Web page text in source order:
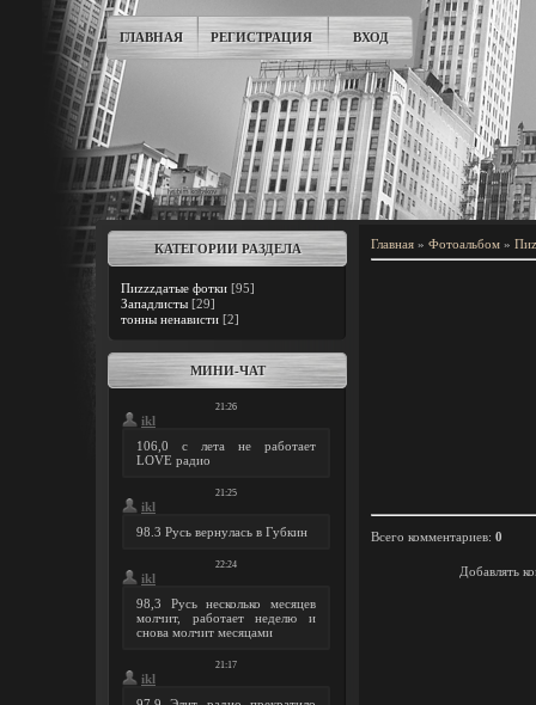
ГЛАВНАЯ РЕГИСТРАЦИЯ ВХОД
КАТЕГОРИИ РАЗДЕЛА
Пиzzzдатые фотки [95]
Западлисты [29]
тонны ненависти [2]
МИНИ-ЧАТ
Главная » Фотоальбом »
Всего комментариев: 0
Добавлять